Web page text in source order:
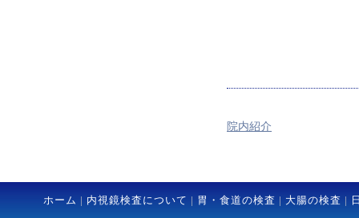
院内紹介
ホーム | 内視鏡検査について | 胃・食道の検査 | 大腸の検査 |